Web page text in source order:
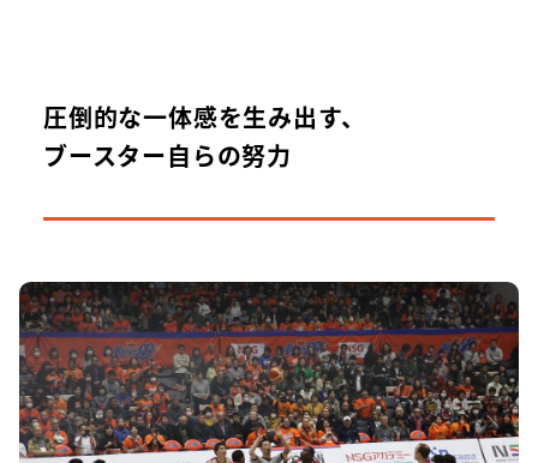
圧倒的な一体感を生み出す、
ブースター自らの努力